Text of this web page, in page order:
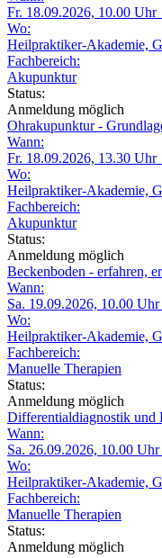
Fr. 18.09.2026, 10.00 Uhr
Wo:
Heilpraktiker-Akademie,
Fachbereich:
Akupunktur
Status:
Anmeldung möglich
Ohrakupunktur -
Wann:
Fr. 18.09.2026, 13.30 Uhr
Wo:
Heilpraktiker-Akademie,
Fachbereich:
Akupunktur
Status:
Anmeldung möglich
Beckenboden - erfahren,
Wann:
Sa. 19.09.2026, 10.00 Uhr
Wo:
Heilpraktiker-Akademie,
Fachbereich:
Manuelle Therapien
Status:
Anmeldung möglich
Differentialdiagnostik und
Wann:
Sa. 26.09.2026, 10.00 Uhr
Wo:
Heilpraktiker-Akademie,
Fachbereich:
Manuelle Therapien
Status:
Anmeldung möglich